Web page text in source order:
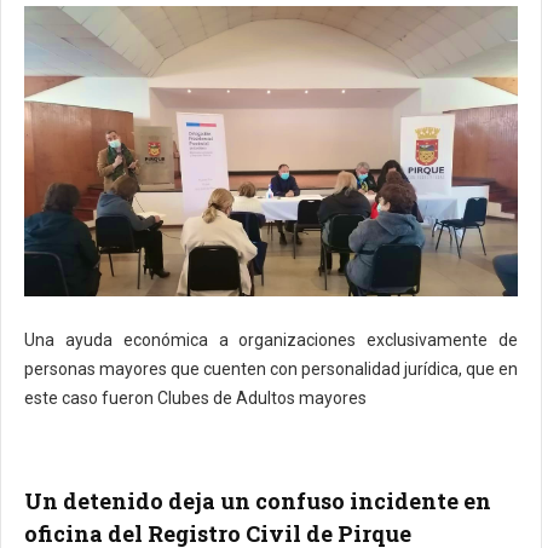
Una ayuda económica a organizaciones exclusivamente de
personas mayores que cuenten con personalidad jurídica, que en
este caso fueron Clubes de Adultos mayores
Un detenido deja un confuso incidente en
oficina del Registro Civil de Pirque